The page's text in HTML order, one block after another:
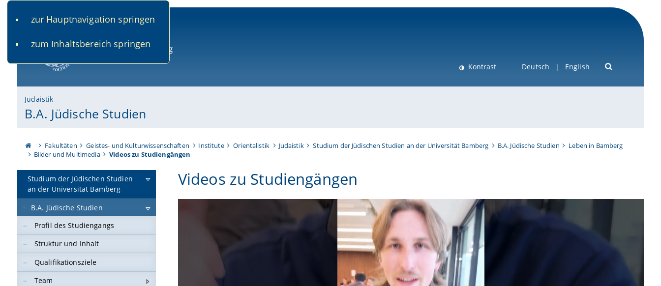
zur Hauptnavigation springen
zum Inhaltsbereich springen
Kontrast Deutsch English
Judaistik
B.A. Jüdische Studien
Fakultäten Geistes- und Kulturwissenschaften Institute Orientalistik Judaistik Studium der Jüdischen Studien an der Universität Bamberg B.A. Jüdische Studien
Leben in Bamberg
Bilder und Multimedia
Videos zu Studiengängen
Studium der Jüdischen Studien
an der Universität Bamberg
B.A. Jüdische Studien
Profil des Studiengangs
Struktur und Inhalt
Qualifikationsziele
Team
Videos zu Studiengängen